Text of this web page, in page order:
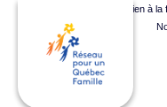
Organismes de soutien à la